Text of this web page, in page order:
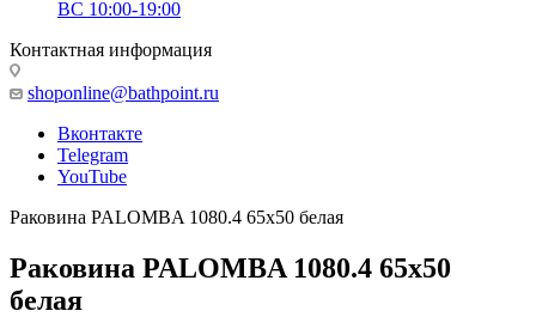
ВС 10:00-19:00
Контактная информация
shoponline@bathpoint.ru
Вконтакте
Telegram
YouTube
Раковина PALOMBA 1080.4 65х50 белая
Раковина PALOMBA 1080.4 65х50
белая